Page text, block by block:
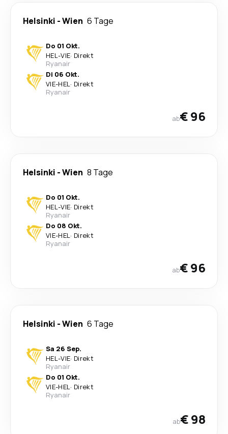
Helsinki -Wien 6 Tage
Do 01 Okt.
HEL-VIE· Direkt
Ryanair
Di 06 Okt.
VIE-HEL· Direkt
Ryanair
ab€ 96
Helsinki -Wien 8 Tage
Do 01 Okt.
HEL-VIE· Direkt
Ryanair
Do 08 Okt.
VIE-HEL· Direkt
Ryanair
ab€ 96
Helsinki -Wien 6 Tage
Sa 26 Sep.
HEL-VIE· Direkt
Ryanair
Do 01 Okt.
VIE-HEL· Direkt
Ryanair
ab€ 98